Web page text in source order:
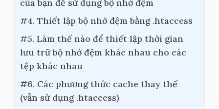
của bạn để sử dụng bộ nhớ đệm
#4. Thiết lập bộ nhớ đệm bằng .htaccess
#5. Làm thế nào để thiết lập thời gian
lưu trữ bộ nhớ đệm khác nhau cho các
tệp khác nhau
#6. Các phương thức cache thay thế
(vẫn sử dụng .htaccess)